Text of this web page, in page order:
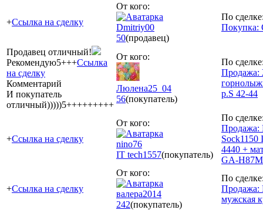
+Ссылка на сделку
От кого:
Dmitriy00
50(продавец)
По
Покупка:
Продавец отличный!
Рекомендую5+++Ссылка
на сделку
Комментарий
И покупатель
отличный)))))5+++++++++
От кого:
Люлена25_04
56(покупатель)
По
Продажа:
р.S 42-44
+Ссылка на сделку
От кого:
nino76
IT tech1557(покупатель)
По
Продажа:
Sock1150
4440 +
GA-H87M
+Ссылка на сделку
От кого:
валера2014
242(покупатель)
По
Продажа:
мужская